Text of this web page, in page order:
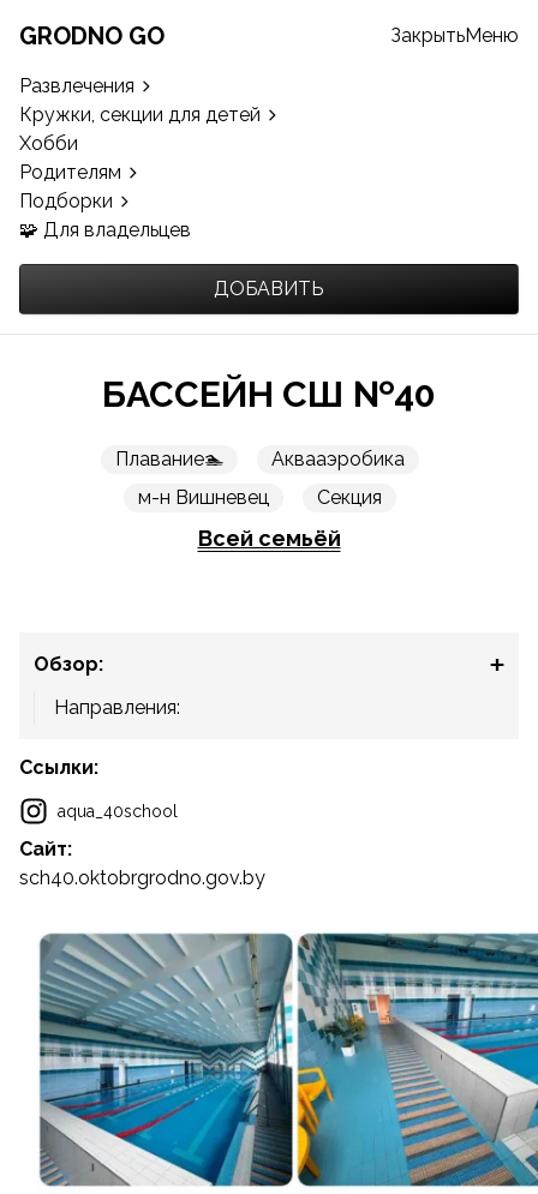
GRODNO GO
Развлечения
Кружки, секции для детей
Хобби
Родителям
Подборки
🧩 Для владельцев
ДОБАВИТЬ
ЗакрытьМеню
БАССЕЙН СШ №40
Плавание🏊
Аквааэробика
м-н Вишневец
Секция
Всей семьёй
Обзор:
Направления:
Ссылки:
aqua_40school
Сайт:
sch40.oktobrgrodno.gov.by